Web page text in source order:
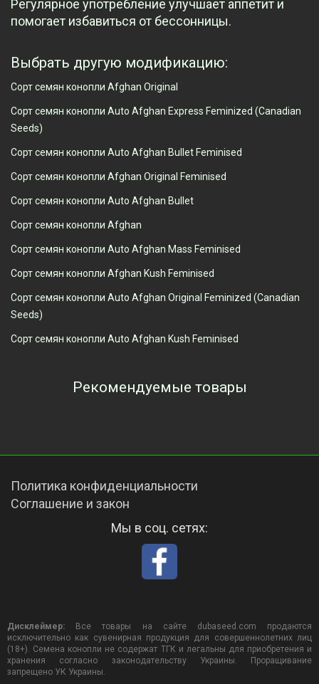
Регулярное употребление улучшает аппетит и
помогает избавиться от бессонницы.
Выбрать другую модификацию:
Сорт семян конопли Afghan Original
Сорт семян конопли Auto Afghan Express Feminized (Canadian
Seeds)
Сорт семян конопли Auto Afghan Bullet Feminised
Сорт семян конопли Afghan Original Feminised
Сорт семян конопли Auto Afghan Bullet
Сорт семян конопли Afghan
Сорт семян конопли Auto Afghan Mass Feminised
Сорт семян конопли Afghan Kush Feminised
Сорт семян конопли Auto Afghan Original Feminized (Canadian
Seeds)
Сорт семян конопли Auto Afghan Kush Feminised
Рекомендуемые товары
Политика конфиденциальности
Соглашение и закон
Мы в соц. сетях:
Дисклеймер: Все товары на сайте dubaseed.com продаются
исключительно как сувенирная продукция для совершеннолетних лиц
(18+). Семена конопли не содержат ТГК и легальны для приобретения и
хранения согласно законодательству Украины. Проращивание
запрещено УК Украины.